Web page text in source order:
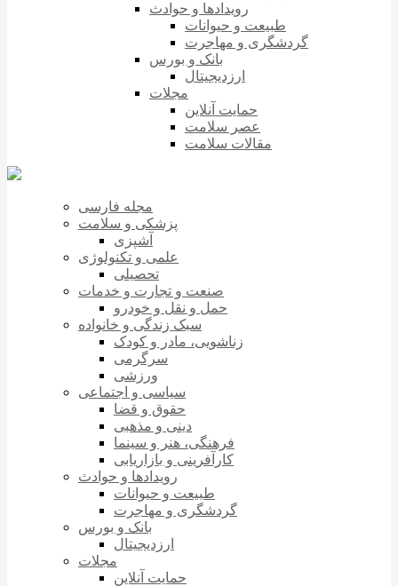
رویدادها و حوادث
طبیعت و حیوانات
گردشگری و مهاجرت
بانک و بورس
ارزدیجیتال
مجلات
حمایت آنلاین
عصر سلامت
مقالات سلامت
مجله فارسی
پزشکی و سلامت
آشپزی
علمی و تکنولوژی
تحصیلی
صنعت و تجارت و خدمات
حمل و نقل و خودرو
سبک زندگی و خانواده
زناشویی، مادر و کودک
سرگرمی
ورزشی
سیاسی و اجتماعی
حقوق و قضا
دینی و مذهبی
فرهنگی، هنر و سینما
کارآفرینی و بازاریابی
رویدادها و حوادث
طبیعت و حیوانات
گردشگری و مهاجرت
بانک و بورس
ارزدیجیتال
مجلات
حمایت آنلاین